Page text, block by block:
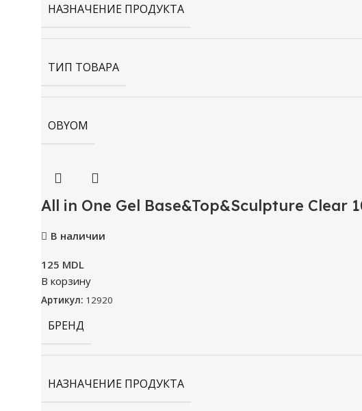
НАЗНАЧЕНИЕ ПРОДУКТА
ТИП ТОВАРА
OBYOM
All in One Gel Base&Top&Sculpture Clear
В наличии
125 MDL
В корзину
Артикул: 12920
БРЕНД
НАЗНАЧЕНИЕ ПРОДУКТА